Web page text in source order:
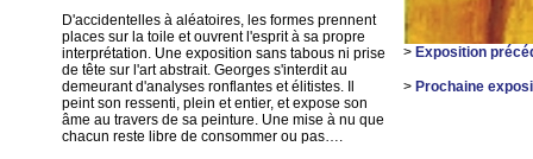
D'accidentelles à aléatoires, les formes prennent
places sur la toile et ouvrent l'esprit à sa propre
interprétation. Une exposition sans tabous ni prise
de tête sur l'art abstrait. Georges s'interdit au
demeurant d'analyses ronflantes et élitistes. Il
peint son ressenti, plein et entier, et expose son
âme au travers de sa peinture. Une mise à nu que
chacun reste libre de consommer ou pas….
> Exposition
> Prochaine